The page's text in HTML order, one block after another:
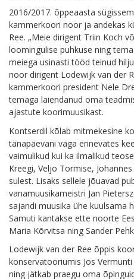
2016/2017. õppeaasta
kammerkoori noor ja andekas
Ree. „Meie dirigent Triin Koch
loomingulise puhkuse ning
meiega usinasti tööd teinud
noor dirigent Lodewijk van der
kammerkoori president Nele
temaga laiendanud oma
ajastute koorimuusikast.
Kontserdil kõlab mitmekesine
tänapäevani väga erinevates
vaimulikud kui ka ilmalikud
Kreegi, Veljo Tormise,
sulest. Lisaks sellele jõuavad
vanamuusikameistri Jan
sajandi muusika ühe kuulsama
Samuti kantakse ette noorte
Maria Kõrvitsa ning Sander
Lodewijk van der Ree õppis
konservatooriumis Jos
ning jätkab praegu oma